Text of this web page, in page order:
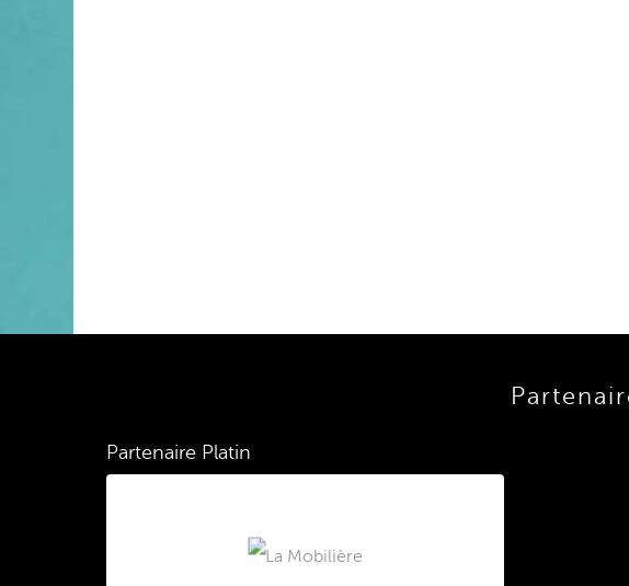
Partenaire Platin